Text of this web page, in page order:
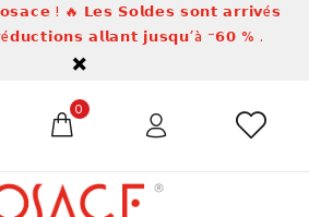
! 🔥 𝗟𝗲𝘀 𝗦𝗼𝗹𝗱𝗲𝘀 𝘀𝗼𝗻𝘁 𝗮𝗿𝗿𝗶𝘃é𝘀
𝗮𝗹𝗹𝗮𝗻𝘁 𝗷𝘂𝘀𝗾𝘂’à ⁻𝟲𝟬 % .
0